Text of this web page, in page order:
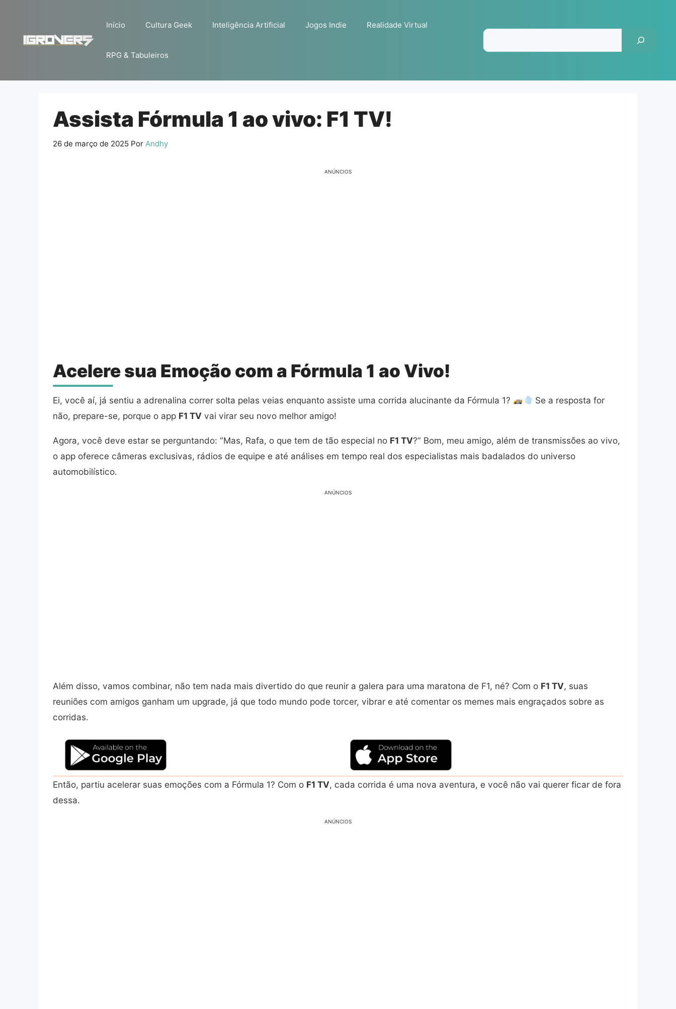
conteúdo
Início Cultura Geek Inteligência Artificial Jogos Indie Realidade Virtual
RPG & Tabuleiros
Assista Fórmula 1 ao vivo: F1 TV!
26 de março de 2025 Por Andhy
ANÚNCIOS
Acelere sua Emoção com a Fórmula 1 ao Vivo!
Ei, você aí, já sentiu a adrenalina correr solta pelas veias enquanto assiste uma corrida alucinante da Fórmula 1?
Se a resposta for
não, prepare-se, porque o app F1 TV vai virar seu novo melhor amigo!
Agora, você deve estar se perguntando: “Mas, Rafa, o que tem de tão especial no F1 TV?” Bom, meu amigo, além de transmissões ao vivo,
o app oferece câmeras exclusivas, rádios de equipe e até análises em tempo real dos especialistas mais badalados do universo
automobilístico.
ANÚNCIOS
Além disso, vamos combinar, não tem nada mais divertido do que reunir a galera para uma maratona de F1, né? Com o F1 TV, suas
reuniões com amigos ganham um upgrade, já que todo mundo pode torcer, vibrar e até comentar os memes mais engraçados sobre as
corridas.
Então, partiu acelerar suas emoções com a Fórmula 1? Com o F1 TV, cada corrida é uma nova aventura, e você não vai querer ficar de fora
dessa.
ANÚNCIOS